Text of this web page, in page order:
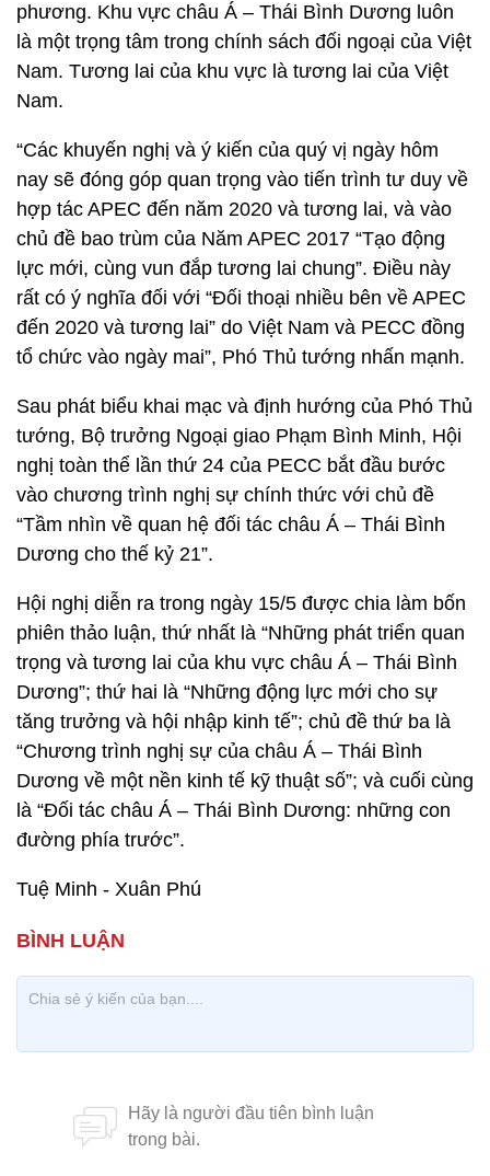
phương. Khu vực châu Á – Thái Bình Dương luôn
là một trọng tâm trong chính sách đối ngoại của Việt
Nam. Tương lai của khu vực là tương lai của Việt
Nam.
“Các khuyến nghị và ý kiến của quý vị ngày hôm
nay sẽ đóng góp quan trọng vào tiến trình tư duy về
hợp tác APEC đến năm 2020 và tương lai, và vào
chủ đề bao trùm của Năm APEC 2017 “Tạo động
lực mới, cùng vun đắp tương lai chung”. Điều này
rất có ý nghĩa đối với “Đối thoại nhiều bên về APEC
đến 2020 và tương lai” do Việt Nam và PECC đồng
tổ chức vào ngày mai”, Phó Thủ tướng nhấn mạnh.
Sau phát biểu khai mạc và định hướng của Phó Thủ
tướng, Bộ trưởng Ngoại giao Phạm Bình Minh, Hội
nghị toàn thể lần thứ 24 của PECC bắt đầu bước
vào chương trình nghị sự chính thức với chủ đề
“Tầm nhìn về quan hệ đối tác châu Á – Thái Bình
Dương cho thế kỷ 21”.
Hội nghị diễn ra trong ngày 15/5 được chia làm bốn
phiên thảo luận, thứ nhất là “Những phát triển quan
trọng và tương lai của khu vực châu Á – Thái Bình
Dương”; thứ hai là “Những động lực mới cho sự
tăng trưởng và hội nhập kinh tế”; chủ đề thứ ba là
“Chương trình nghị sự của châu Á – Thái Bình
Dương về một nền kinh tế kỹ thuật số”; và cuối cùng
là “Đối tác châu Á – Thái Bình Dương: những con
đường phía trước”.
Tuệ Minh - Xuân Phú